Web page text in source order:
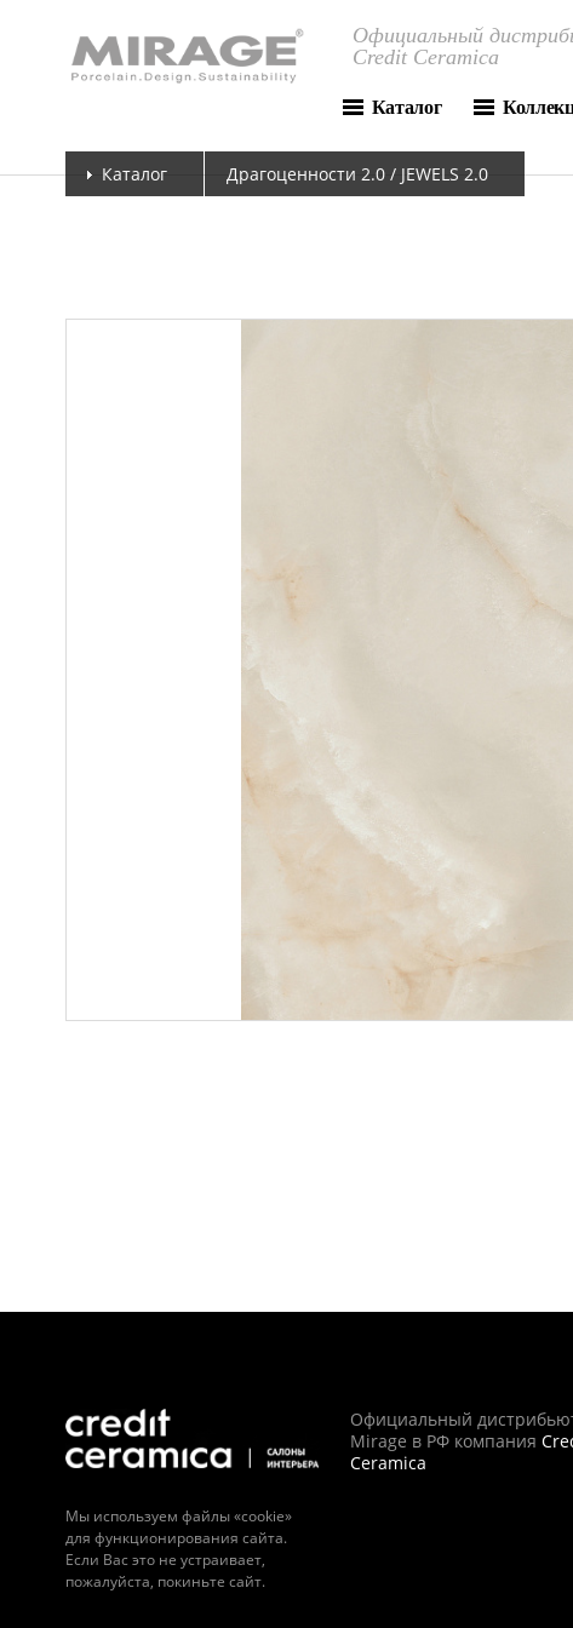
Официальный
Credit Ceramica
Каталог
Каталог Драгоценности 2.0 / JEWELS 2.0
Мы используем файлы «cookie»
для функционирования сайта.
Если Вас это не устраивает,
пожалуйста, покиньте сайт.
Официальный
Mirage в РФ компания
Ceramica